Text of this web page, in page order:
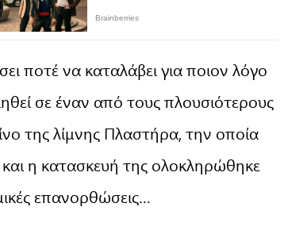
ποτέ να καταλάβει για ποιον λόγο
σε έναν από τους πλουσιότερους
της λίμνης Πλαστήρα, την οποία
η κατασκευή της ολοκληρώθηκε
επανορθώσεις…